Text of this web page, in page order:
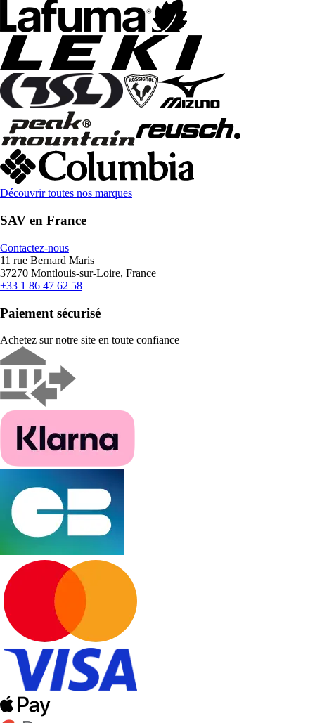
Découvrir toutes nos marques
SAV en France
Contactez-nous
11 rue Bernard Maris
37270 Montlouis-sur-Loire, France
+33 1 86 47 62 58
Paiement sécurisé
Achetez sur notre site en toute confiance